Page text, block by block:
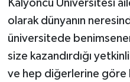
Kalyoncu Üniversitesi
olarak dünyanın
üniversitede
size kazandırdığı
ve hep diğerlerine göre